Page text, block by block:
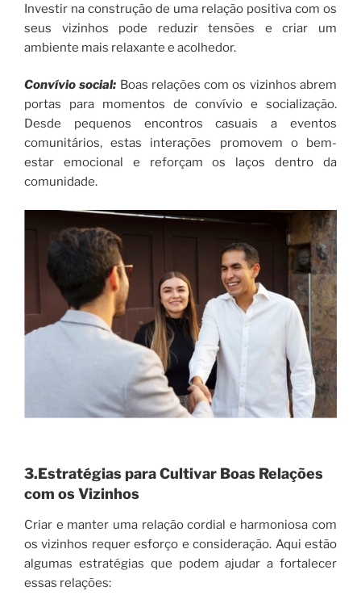
Investir na construção de uma relação positiva com os
seus vizinhos pode reduzir tensões e criar um
ambiente mais relaxante e acolhedor.
Convívio social: Boas relações com os vizinhos abrem
portas para momentos de convívio e socialização.
Desde pequenos encontros casuais a eventos
comunitários, estas interações promovem o bem-
estar emocional e reforçam os laços dentro da
comunidade.
3.Estratégias para Cultivar Boas Relações
com os Vizinhos
Criar e manter uma relação cordial e harmoniosa com
os vizinhos requer esforço e consideração. Aqui estão
algumas estratégias que podem ajudar a fortalecer
essas relações: